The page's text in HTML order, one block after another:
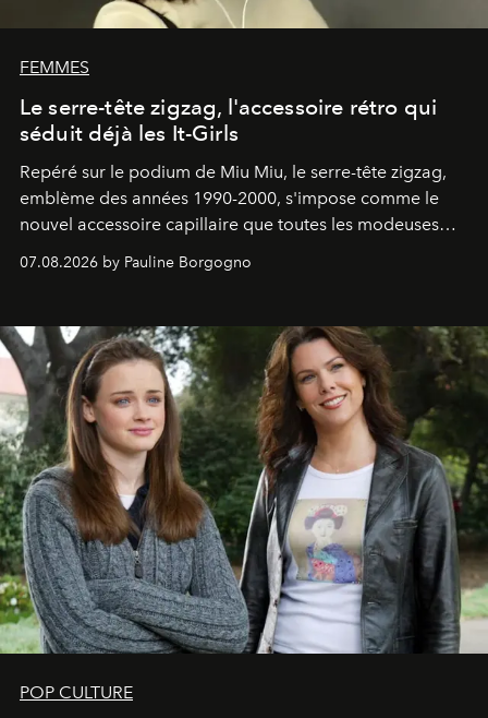
FEMMES
Le serre-tête zigzag, l'accessoire rétro qui
séduit déjà les It-Girls
Repéré sur le podium de Miu Miu, le serre-tête zigzag,
emblème des années 1990-2000, s'impose comme le
nouvel accessoire capillaire que toutes les modeuses
s'arrachent déjà.
07.08.2026 by Pauline Borgogno
POP CULTURE